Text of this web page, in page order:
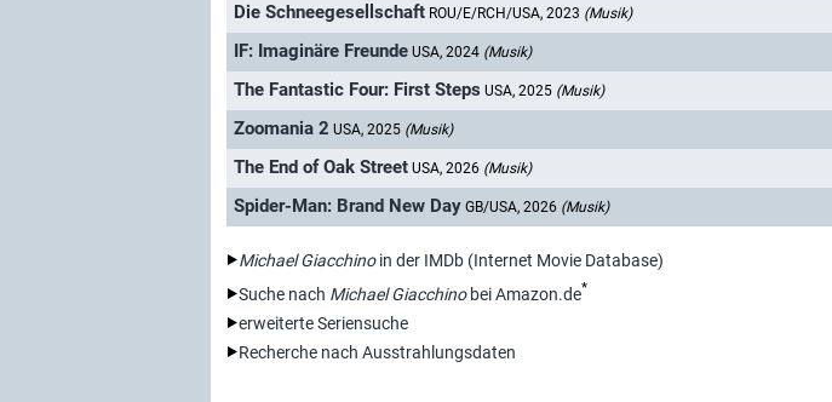
Die Schneegesellschaft ROU/E/RCH/USA, 2023 (Musik)
IF: Imaginäre Freunde USA, 2024 (Musik)
The Fantastic Four: First Steps USA, 2025 (Musik)
Zoomania 2 USA, 2025 (Musik)
The End of Oak Street USA, 2026 (Musik)
Spider-Man: Brand New Day GB/USA, 2026 (Musik)
Michael Giacchinoin der IMDb (Internet Movie Database)
Suche nach Michael Giacchinobei Amazon.de*
erweiterte Seriensuche
Recherche nach Ausstrahlungsdaten